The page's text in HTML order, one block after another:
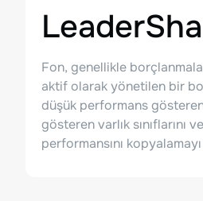
Fon, genellikle
aktif olarak yönetilen bir
düşük performans gösteren
gösteren varlık
performansını